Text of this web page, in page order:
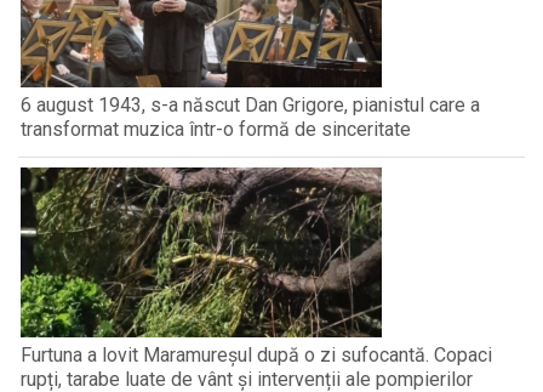
6 august 1943, s-a născut Dan Grigore, pianistul care a
transformat muzica într-o formă de sinceritate
Furtuna a lovit Maramureșul după o zi sufocantă. Copaci
rupți, tarabe luate de vânt și intervenții ale pompierilor